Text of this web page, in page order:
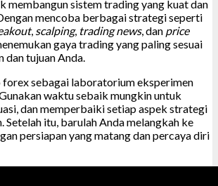
membangun sistem trading yang kuat dan
mencoba berbagai strategi seperti
, scalping, trading news, dan price
gaya trading yang paling sesuai
dan tujuan Anda.
forex sebagai laboratorium eksperimen
waktu sebaik mungkin untuk
dan memperbaiki setiap aspek strategi
Setelah itu, barulah Anda melangkah ke
persiapan yang matang dan percaya diri